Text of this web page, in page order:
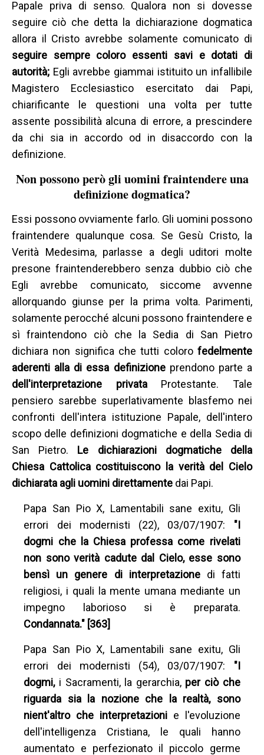
Papale priva di senso. Qualora non si dovesse
seguire ciò che detta la dichiarazione dogmatica
allora il Cristo avrebbe solamente comunicato di
seguire sempre coloro essenti savi e dotati di
autorità; Egli avrebbe giammai istituito un infallibile
Magistero Ecclesiastico esercitato dai Papi,
chiarificante le questioni una volta per tutte
assente possibilità alcuna di errore, a prescindere
da chi sia in accordo od in disaccordo con la
definizione.
Non possono però gli uomini fraintendere una
definizione dogmatica?
Essi possono ovviamente farlo. Gli uomini possono
fraintendere qualunque cosa. Se Gesù Cristo, la
Verità Medesima, parlasse a degli uditori molte
presone fraintenderebbero senza dubbio ciò che
Egli avrebbe comunicato, siccome avvenne
allorquando giunse per la prima volta. Parimenti,
solamente perocché alcuni possono fraintendere e
sì fraintendono ciò che la Sedia di San Pietro
dichiara non significa che tutti coloro fedelmente
aderenti alla di essa definizione prendono parte a
dell'interpretazione privata Protestante. Tale
pensiero sarebbe superlativamente blasfemo nei
confronti dell'intera istituzione Papale, dell'intero
scopo delle definizioni dogmatiche e della Sedia di
San Pietro. Le dichiarazioni dogmatiche della
Chiesa Cattolica costituiscono la verità del Cielo
dichiarata agli uomini direttamente dai Papi.
Papa San Pio X, Lamentabili sane exitu, Gli
errori dei modernisti (22), 03/07/1907: "I
dogmi che la Chiesa professa come rivelati
non sono verità cadute dal Cielo, esse sono
bensì un genere di interpretazionedi fatti
religiosi, i quali la mente umana mediante un
impegno laborioso si è preparata.
Condannata." [363]
Papa San Pio X, Lamentabili sane exitu, Gli
errori dei modernisti (54), 03/07/1907: "I
dogmi, i Sacramenti, la gerarchia, per ciò che
riguarda sia la nozione che la realtà, sono
nient'altro che interpretazioni e l'evoluzione
dell'intelligenza Cristiana, le quali hanno
aumentato e perfezionato il piccolo germe